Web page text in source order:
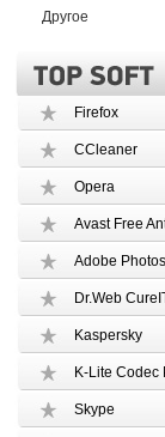
Другое
Firefox
CCleaner
Opera
Avast Free
Adobe
Dr.Web
Kaspersky
K-Lite Codec
Skype